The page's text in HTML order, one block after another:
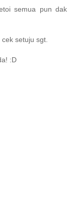
semua pun dak
setuju sgt.
:D